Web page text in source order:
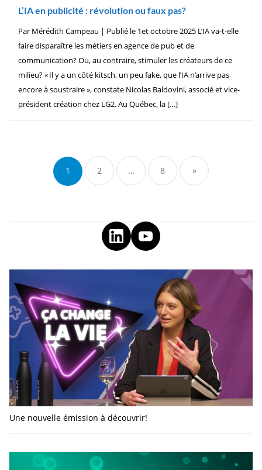
L’IA en publicité : révolution ou faux pas?
Par Mérédith Campeau | Publié le 1et octobre 2025 L’IA va-t-elle
faire disparaître les métiers en agence de pub et de
communication? Ou, au contraire, stimuler les créateurs de ce
milieu? « Il y a un côté kitsch, un peu fake, que l’IA n’arrive pas
encore à soustraire », constate Nicolas Baldovini, associé et vice-
président création chez LG2. Au Québec, la […]
1 2 … 8 »
Une nouvelle émission à découvrir!